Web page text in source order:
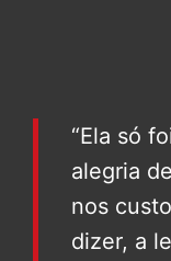
“Ela só
alegria
nos
dizer, a